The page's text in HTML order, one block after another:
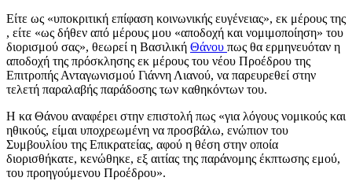
Είτε ως «υποκριτική επίφαση κοινωνικής ευγένειας», εκ μέρους της
, είτε «ως δήθεν από μέρους μου «αποδοχή και νομιμοποίηση» του
διορισμού σας», θεωρεί η Βασιλική Θάνου πως θα ερμηνευόταν η
αποδοχή της πρόσκλησης εκ μέρους του νέου Προέδρου της
Επιτροπής Ανταγωνισμού Γιάννη Λιανού, να παρευρεθεί στην
τελετή παραλαβής παράδοσης των καθηκόντων του.
Η κα Θάνου αναφέρει στην επιστολή πως «για λόγους νομικούς και
ηθικούς, είμαι υποχρεωμένη να προσβάλω, ενώπιον του
Συμβουλίου της Επικρατείας, αφού η θέση στην οποία
διορισθήκατε, κενώθηκε, εξ αιτίας της παράνομης έκπτωσης εμού,
του προηγούμενου Προέδρου».